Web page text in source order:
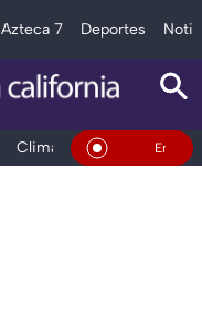
Azteca 7 Deportes
Clima Deportes En Vivo